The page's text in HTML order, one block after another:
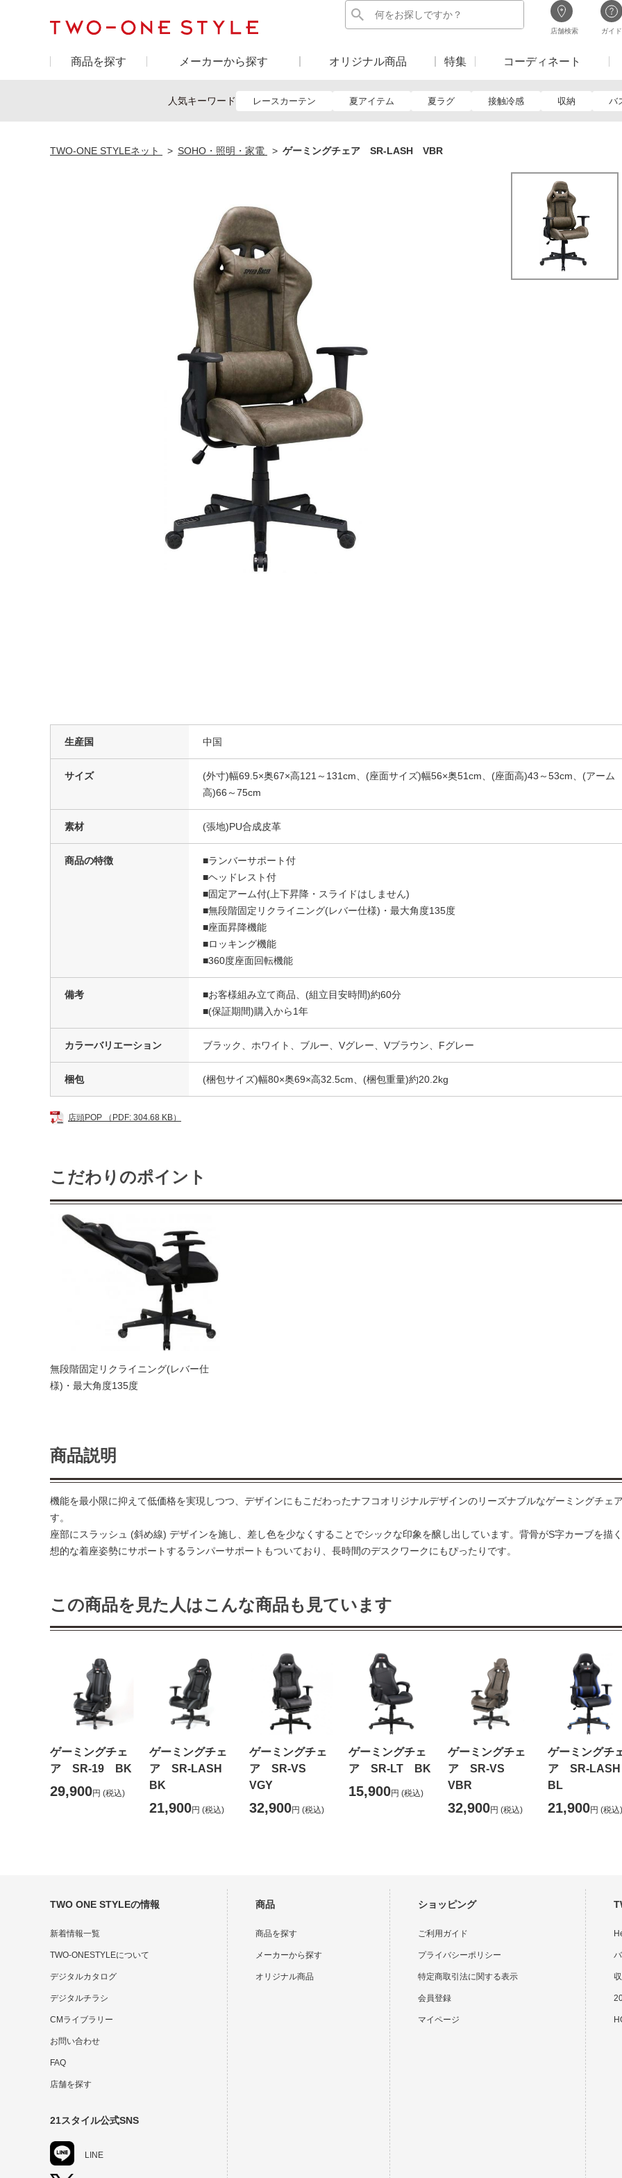
店舗検索 ガイド
商品を探す メーカーから探す オリジナル商品 特集 コーディネート
人気キーワード レースカーテン 夏アイテム 夏ラグ 接触冷感 収納 バ
TWO-ONE STYLEネット SOHO・照明・家電 ゲーミングチェア SR-LASH VBR
生産国 中国
サイズ
(外寸)幅69.5×奥67×高121～131cm、(座面サイズ)幅56×奥51cm、(座面高)43～53cm、(アーム
高)66～75cm
素材 (張地)PU合成皮革
商品の特徴
■ランバーサポート付
■ヘッドレスト付
■固定アーム付(上下昇降・スライドはしません)
■無段階固定リクライニング(レバー仕様)・最大角度135度
■座面昇降機能
■ロッキング機能
■360度座面回転機能
備考
■お客様組み立て商品、(組立目安時間)約60分
■(保証期間)購入から1年
カラーバリエーション ブラック、ホワイト、ブルー、Vグレー、Vブラウン、Fグレー
梱包 (梱包サイズ)幅80×奥69×高32.5cm、(梱包重量)約20.2kg
店頭POP （PDF: 304.68 KB）
こだわりのポイント
無段階固定リクライニング(レバー仕
様)・最大角度135度
商品説明
機能を最小限に抑えて低価格を実現しつつ、デザインにもこだわったナフコオリジナルデザインのリーズナブルなゲーミングチェ
す。
座部にスラッシュ (斜め線) デザインを施し、差し色を少なくすることでシックな印象を醸し出しています。背骨がS字カーブを描
想的な着座姿勢にサポートするランパーサポートもついており、長時間のデスクワークにもぴったりです。
この商品を見た人はこんな商品も見ています
ゲーミングチェ
ア SR-19 BK
29,900円 (税込)
ゲーミングチェ
ア SR-LASH
BK
21,900円 (税込)
ゲーミングチェ
ア SR-VS
VGY
32,900円 (税込)
ゲーミングチェ
ア SR-LT BK
15,900円 (税込)
ゲーミングチェ
ア SR-VS
VBR
32,900円 (税込)
ゲーミングチ
ア SR-
BL
21,900円 (税込)
TWO ONE STYLEの情報
新着情報一覧
TWO-ONESTYLEについて
デジタルカタログ
デジタルチラシ
CMライブラリー
お問い合わせ
FAQ
店舗を探す
21スタイル公式SNS
LINE
商品
商品を探す
メーカーから探す
オリジナル商品
ショッピング
ご利用ガイド
プライバシーポリシー
特定商取引法に関する表示
会員登録
マイページ